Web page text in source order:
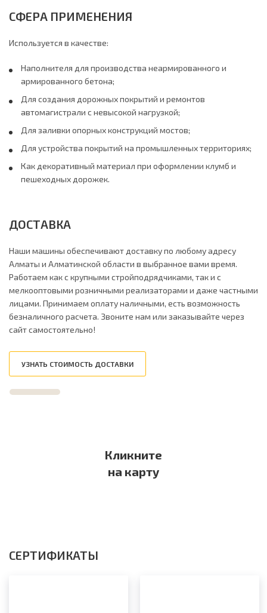
СФЕРА ПРИМЕНЕНИЯ
Используется в качестве:
Наполнителя для производства неармированного и
армированного бетона;
Для создания дорожных покрытий и ремонтов
автомагистрали с невысокой нагрузкой;
Для заливки опорных конструкций мостов;
Для устройства покрытий на промышленных территориях;
Как декоративный материал при оформлении клумб и
пешеходных дорожек.
ДОСТАВКА
Наши машины обеспечивают доставку по любому адресу
Алматы и Алматинской области в выбранное вами время.
Работаем как с крупными стройподрядчиками, так и с
мелкооптовыми розничными реализаторами и даже частными
лицами. Принимаем оплату наличными, есть возможность
безналичного расчета. Звоните нам или заказывайте через
сайт самостоятельно!
УЗНАТЬ СТОИМОСТЬ ДОСТАВКИ
Кликните
на карту
СЕРТИФИКАТЫ